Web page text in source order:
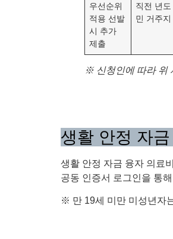
우선순위
적용 선발
시 추가
제출
직전 년
민 거주
※ 신청인에 따라 위
생활 안정 자
생활 안정 자금 융자 의료
공동 인증서 로그인을 통
※ 만 19세 미만 미성년자